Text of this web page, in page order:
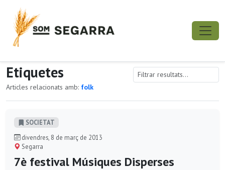
Etiquetes
Articles relacionats amb: folk
SOCIETAT
divendres, 8 de març de 2013
Segarra
7è festival Músiques Disperses